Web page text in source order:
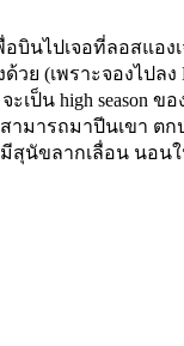
ไปเจอที่ลอสแอง
ย (เพราะจองไป
เป็น high
ารถมาปีนเขา ต
นัขลากเลื่อน นอน